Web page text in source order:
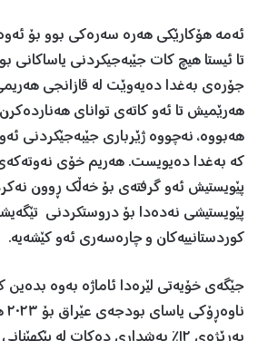
تا ئیستا هیچ كات جێبه‌جیكردنی یاساكانی
جۆره‌ی به‌غدا ده‌یه‌وێت له ‌قازانجی
هه‌رێمیش تا ئه‌و كاته‌ی توانای
هه‌بووه،‌ نه‌چووه‌ ژێرباری جێبه‌جێكردنی
كه‌ به‌غدا ده‌یویست. هه‌ریم خۆی
پێویستیش ئه‌و گرفته‌ی بۆ خه‌ڵك ڕوون
پێویستیشی نه‌ده‌دا بۆ دروستكردنی
كوردستانییه‌كان و چاره‌سه‌ری ئه‌و كێشه‌یه‌‌.
جێگه‌ی خۆیه‌تی لێره‌دا ئاماژه‌ به‌وه‌ بده‌ین